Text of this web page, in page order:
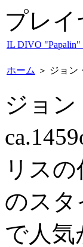
プレイ
IL DIVO
ホーム ＞ ジョン
ジョン
リス
のスタ
で人